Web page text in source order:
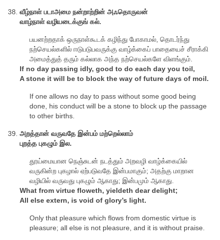
வீழ்நாள் படாஅமை நன்றாற்றின் அஃதொருவன்
வாழ்நாள் வழியடைக்குங் கல்.
பயனற்றதாக் ஒருநாள்கூடக் கழிந்து போகாமல், தொடர்ந்து
நற்செயல்களில் ஈடுபடுபவருக்கு வாழ்க்கைப் பாதையைச் சீராக்கி
அமைத்துத் தரும் கல்லாக அந்த நற்செயல்களே விளங்கும்.
If no day passing idly, good to do each day you toil,
A stone it will be to block the way of future days of moil.
If one allows no day to pass without some good being
done, his conduct will be a stone to block up the passage
to other births.
அறத்தான் வருவதே இன்பம் மற்றெல்லாம்
புறத்த புகழும் இல.
தூய்மையான நெஞ்சுடன் நடத்தும் அறவழி வாழ்க்கையில்
வருகின்ற புகழால் ஏற்படுவதே இன்பமாகும்; அதற்கு மாறான
வழியில் வருவது புகழும் ஆகாது; இன்பமும் ஆகாது.
What from virtue floweth, yieldeth dear delight;
All else extern, is void of glory’s light.
Only that pleasure which flows from domestic virtue is
pleasure; all else is not pleasure, and it is without praise.